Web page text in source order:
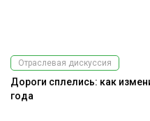
Отраслевая дискуссия
Дороги сплелись: как
года